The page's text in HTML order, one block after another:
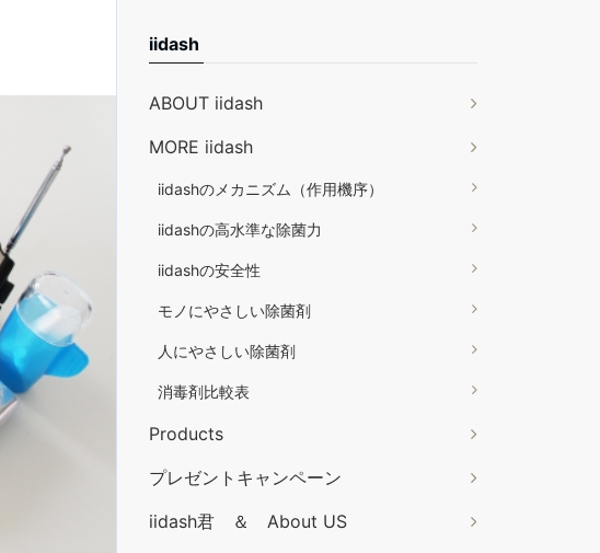
iidash
ABOUT iidash
MORE iidash
iidashのメカニズム（作用機序）
iidashの高水準な除菌力
iidashの安全性
モノにやさしい除菌剤
人にやさしい除菌剤
消毒剤比較表
Products
プレゼントキャンペーン
iidash君 ＆ About US